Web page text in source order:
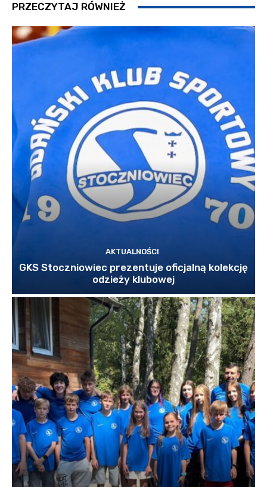
PRZECZYTAJ RÓWNIEŻ
AKTUALNOŚCI
GKS Stoczniowiec prezentuje oficjalną kolekcję
odzieży klubowej